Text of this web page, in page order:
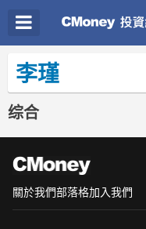
李瑾
综合
關於我們部落格加入我們